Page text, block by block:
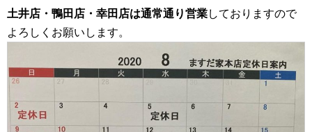
土井店・鴨田店・幸田店は通常通り営業しておりますので
よろしくお願いします。